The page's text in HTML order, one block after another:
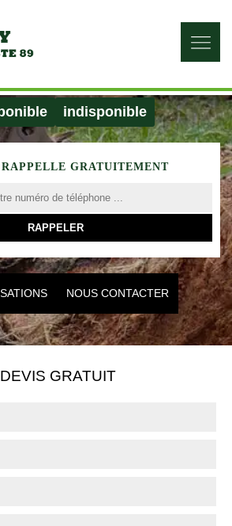
indisponible
GRATUITEMENT
NOUS CONTACTER
GRATUIT